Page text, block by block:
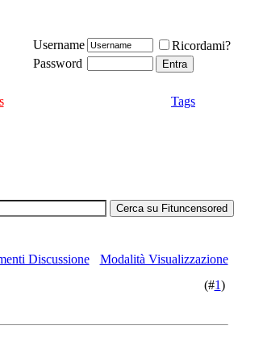
Username
Ricordami?
Password
Tags
Discussione
Modalità Visualizzazione
(#1)